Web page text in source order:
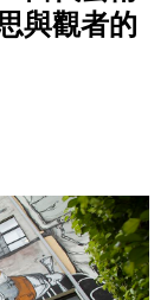
與觀者的